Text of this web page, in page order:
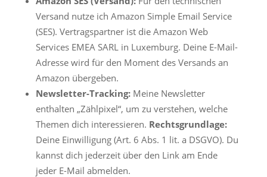
Versand nutze ich Amazon Simple Email Service
(SES). Vertragspartner ist die Amazon Web
Services EMEA SARL in Luxemburg. Deine E-Mail-
Adresse wird für den Moment des Versands an
Amazon übergeben.
Newsletter-Tracking:Meine Newsletter
enthalten „Zählpixel“, um zu verstehen, welche
Themen dich interessieren. Rechtsgrundlage:
Deine Einwilligung (Art. 6 Abs. 1 lit. a DSGVO). Du
kannst dich jederzeit über den Link am Ende
jeder E-Mail abmelden.